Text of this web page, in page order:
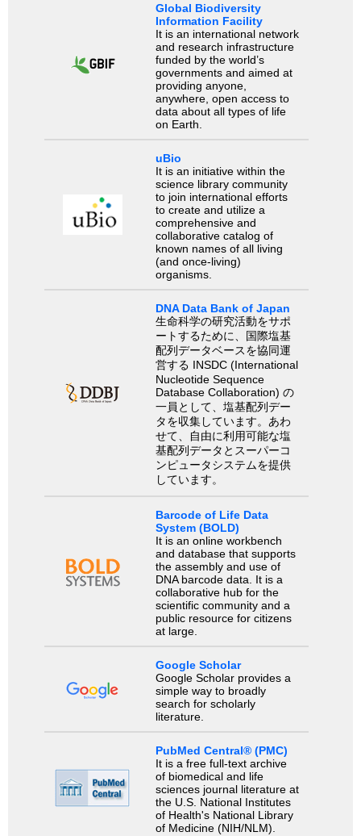
Global Biodiversity
Information Facility
It is an international network
and research infrastructure
funded by the world’s
governments and aimed at
providing anyone,
anywhere, open access to
data about all types of life
on Earth.
uBio
It is an initiative within the
science library community
to join international efforts
to create and utilize a
comprehensive and
collaborative catalog of
known names of all living
(and once-living)
organisms.
DNA Data Bank of Japan
生命科学の研究活動をサポ
ートするために、国際塩基
配列データベースを協同運
営する INSDC (International
Nucleotide Sequence
Database Collaboration) の
一員として、塩基配列デー
タを収集しています。あわ
せて、自由に利用可能な塩
基配列データとスーパーコ
ンピュータシステムを提供
しています。
Barcode of Life Data
System (BOLD)
It is an online workbench
and database that supports
the assembly and use of
DNA barcode data. It is a
collaborative hub for the
scientific community and a
public resource for citizens
at large.
Google Scholar
Google Scholar provides a
simple way to broadly
search for scholarly
literature.
PubMed Central® (PMC)
It is a free full-text archive
of biomedical and life
sciences journal literature at
the U.S. National Institutes
of Health's National Library
of Medicine (NIH/NLM).